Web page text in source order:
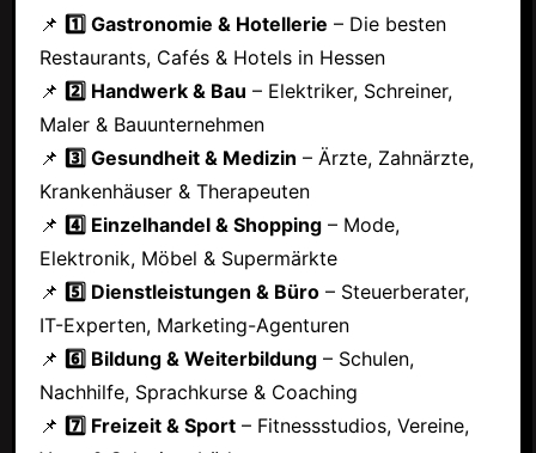
📌 1️⃣ Gastronomie & Hotellerie – Die besten
Restaurants, Cafés & Hotels in Hessen
📌 2️⃣ Handwerk & Bau – Elektriker, Schreiner,
Maler & Bauunternehmen
📌 3️⃣ Gesundheit & Medizin – Ärzte, Zahnärzte,
Krankenhäuser & Therapeuten
📌 4️⃣ Einzelhandel & Shopping– Mode,
Elektronik, Möbel & Supermärkte
📌 5️⃣ Dienstleistungen & Büro– Steuerberater,
IT-Experten, Marketing-Agenturen
📌 6️⃣ Bildung & Weiterbildung– Schulen,
Nachhilfe, Sprachkurse & Coaching
📌 7️⃣ Freizeit & Sport– Fitnessstudios, Vereine,